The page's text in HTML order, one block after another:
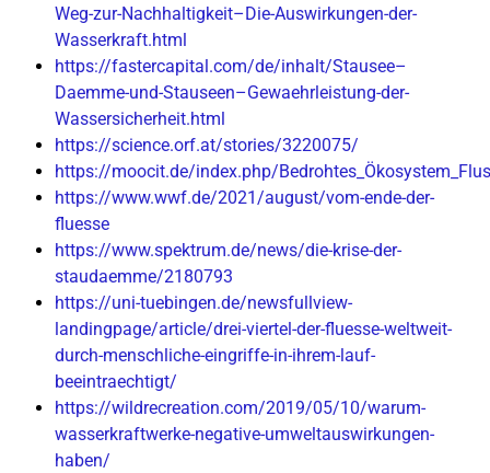
Weg-zur-Nachhaltigkeit–Die-Auswirkungen-der-
Wasserkraft.html
https://fastercapital.com/de/inhalt/Stausee–
Daemme-und-Stauseen–Gewaehrleistung-der-
Wassersicherheit.html
https://science.orf.at/stories/3220075/
https://moocit.de/index.php/
https://www.wwf.de/2021/august/vom-ende-der-
fluesse
https://www.spektrum.de/news/die-krise-der-
staudaemme/2180793
https://uni-tuebingen.de/newsfullview-
landingpage/article/drei-viertel-der-fluesse-weltweit-
durch-menschliche-eingriffe-in-ihrem-lauf-
beeintraechtigt/
https://wildrecreation.com/2019/05/10/warum-
wasserkraftwerke-negative-umweltauswirkungen-
haben/